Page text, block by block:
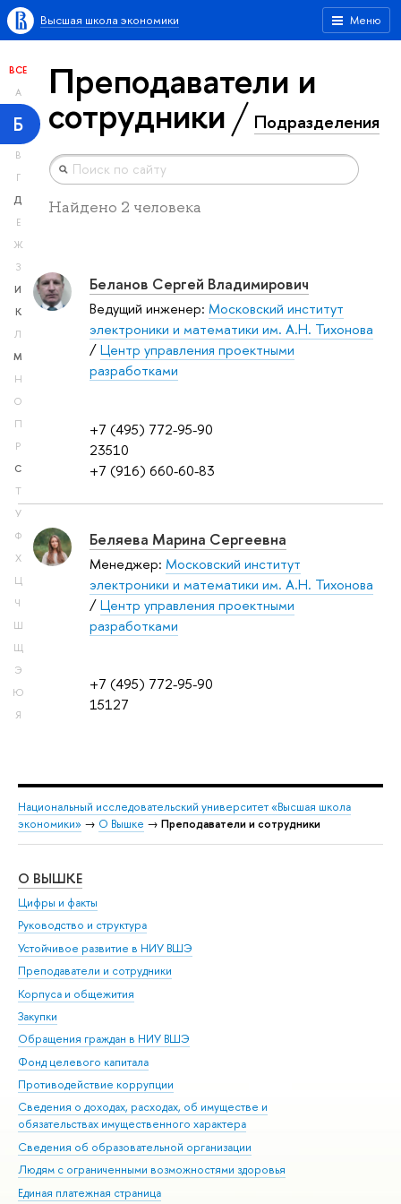
Меню
Высшая школа экономики
ВСЕ
А
Б
В
Г
Д
Е
Ж
З
И
К
Л
М
Н
О
П
Р
С
Т
У
Ф
Х
Ц
Ч
Ш
Щ
Э
Ю
Я
Преподаватели и
сотрудники Подразделения
Найдено 2 человека
+7 (495) 772-95-90
23510
+7 (916) 660-60-83
Беланов Сергей Владимирович
Ведущий инженер: Московский институт
электроники и математики им. А.Н. Тихонова
/Центр управления проектными
разработками
+7 (495) 772-95-90
15127
Беляева Марина Сергеевна
Менеджер: Московский институт
электроники и математики им. А.Н. Тихонова
/Центр управления проектными
разработками
Национальный исследовательский университет «Высшая школа
экономики» → О Вышке → Преподаватели и сотрудники
О ВЫШКЕ
Цифры и факты
Руководство и структура
Устойчивое развитие в НИУ ВШЭ
Преподаватели и сотрудники
Корпуса и общежития
Закупки
Обращения граждан в НИУ ВШЭ
Фонд целевого капитала
Противодействие коррупции
Сведения о доходах, расходах, об имуществе и
обязательствах имущественного характера
Сведения об образовательной организации
Людям с ограниченными возможностями здоровья
Единая платежная страница